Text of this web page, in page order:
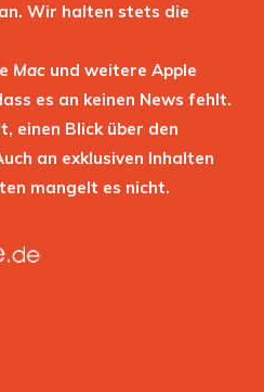
Wir halten stets die
Mac und weitere Apple
es an keinen News fehlt.
einen Blick über den
an exklusiven Inhalten
mangelt es nicht.